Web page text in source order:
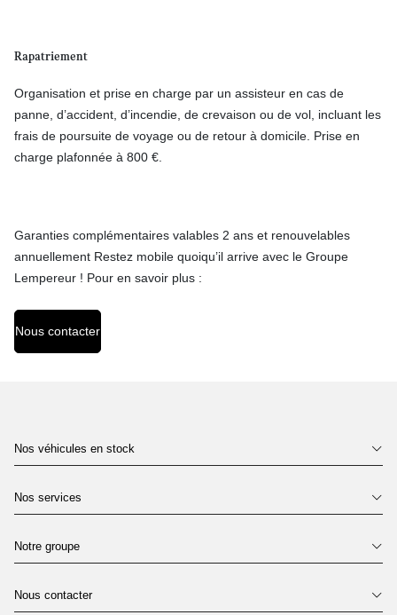
Rapatriement
Organisation et prise en charge par un assisteur en cas de
panne, d’accident, d’incendie, de crevaison ou de vol, incluant les
frais de poursuite de voyage ou de retour à domicile. Prise en
charge plafonnée à 800 €.
Garanties complémentaires valables 2 ans et renouvelables
annuellement Restez mobile quoiqu’il arrive avec le Groupe
Lempereur ! Pour en savoir plus :
Nous contacter
Nos véhicules en stock
Nos services
Notre groupe
Nous contacter